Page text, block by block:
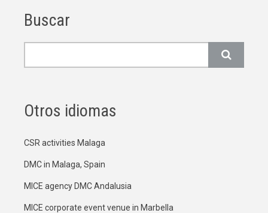
Buscar
Otros idiomas
CSR activities Malaga
DMC in Malaga, Spain
MICE agency DMC Andalusia
MICE corporate event venue in Marbella